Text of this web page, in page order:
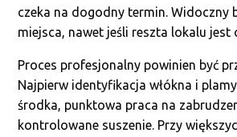
czeka na dogodny termin. Widoczny
miejsca, nawet jeśli reszta lokalu jest
Proces profesjonalny powinien być
Najpierw identyfikacja włókna i
środka, punktowa praca na
kontrolowane suszenie. Przy